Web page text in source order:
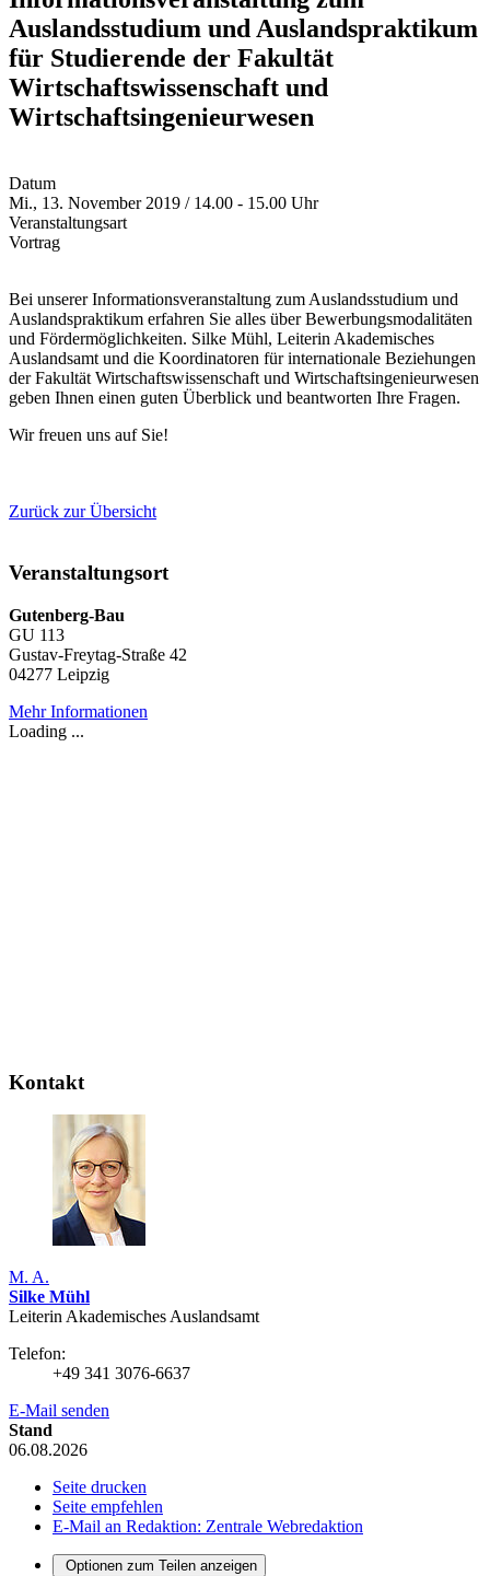
Auslandsstudium und Auslandspraktikum
für Studierende der Fakultät
Wirtschaftswissenschaft und
Wirtschaftsingenieurwesen
Datum
Mi., 13. November 2019 / 14.00 - 15.00 Uhr
Veranstaltungsart
Vortrag
Bei unserer Informationsveranstaltung zum Auslandsstudium und
Auslandspraktikum erfahren Sie alles über Bewerbungsmodalitäten
und Fördermöglichkeiten. Silke Mühl, Leiterin Akademisches
Auslandsamt und die Koordinatoren für internationale Beziehungen
der Fakultät Wirtschaftswissenschaft und Wirtschaftsingenieurwesen
geben Ihnen einen guten Überblick und beantworten Ihre Fragen.
Wir freuen uns auf Sie!
Zurück zur Übersicht
Veranstaltungsort
Gutenberg-Bau
GU 113
Gustav-Freytag-Straße 42
04277 Leipzig
Mehr Informationen
Loading ...
Kontakt
M. A.
Silke Mühl
Leiterin Akademisches Auslandsamt
Telefon:
+49 341 3076-6637
E-Mail senden
Stand
06.08.2026
Seite drucken
Seite empfehlen
E-Mail an Redaktion: Zentrale Webredaktion
Optionen zum Teilen anzeigen